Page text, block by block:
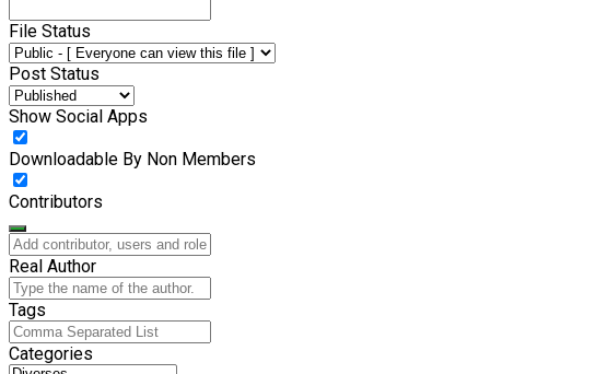
File Status
Post Status
Show Social Apps
Downloadable By Non Members
Contributors
Real Author
Tags
Categories